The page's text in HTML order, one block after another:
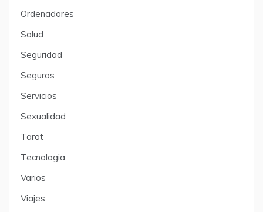
Ordenadores
Salud
Seguridad
Seguros
Servicios
Sexualidad
Tarot
Tecnologia
Varios
Viajes